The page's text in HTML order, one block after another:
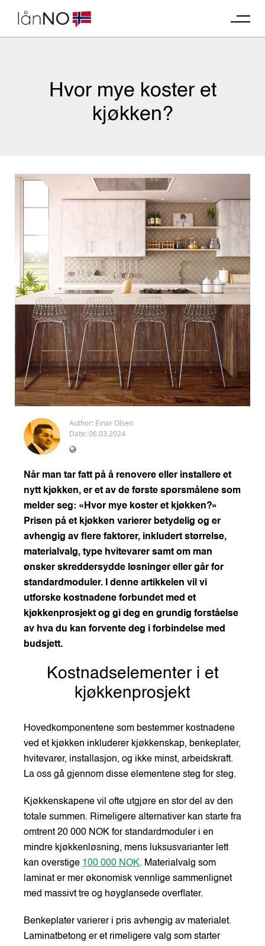
content
Hvor mye koster et
kjøkken?
Author: Einar Olsen
Date: 06.03.2024
Når man tar fatt på å renovere eller installere et
nytt kjøkken, er et av de første spørsmålene som
melder seg: «Hvor mye koster et kjøkken?»
Prisen på et kjøkken varierer betydelig og er
avhengig av flere faktorer, inkludert størrelse,
materialvalg, type hvitevarer samt om man
ønsker skreddersydde løsninger eller går for
standardmoduler. I denne artikkelen vil vi
utforske kostnadene forbundet med et
kjøkkenprosjekt og gi deg en grundig forståelse
av hva du kan forvente deg i forbindelse med
budsjett.
Kostnadselementer i et
kjøkkenprosjekt
Hovedkomponentene som bestemmer kostnadene
ved et kjøkken inkluderer kjøkkenskap, benkeplater,
hvitevarer, installasjon, og ikke minst, arbeidskraft.
La oss gå gjennom disse elementene steg for steg.
Kjøkkenskapene vil ofte utgjøre en stor del av den
totale summen. Rimeligere alternativer kan starte fra
omtrent 20 000 NOK for standardmoduler i en
mindre kjøkkenløsning, mens luksusvarianter lett
kan overstige 100 000 NOK. Materialvalg som
laminat er mer økonomisk vennlige sammenlignet
med massivt tre og høyglansede overflater.
Benkeplater varierer i pris avhengig av materialet.
Laminatbetong er et rimeligere valg som starter